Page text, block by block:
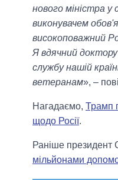
нового міністра у
виконувачем
високоповажний
Я вдячний доктору
службу нашій
ветеранам», –
Нагадаємо, Трамп
щодо Росії.
Раніше
мільйонами